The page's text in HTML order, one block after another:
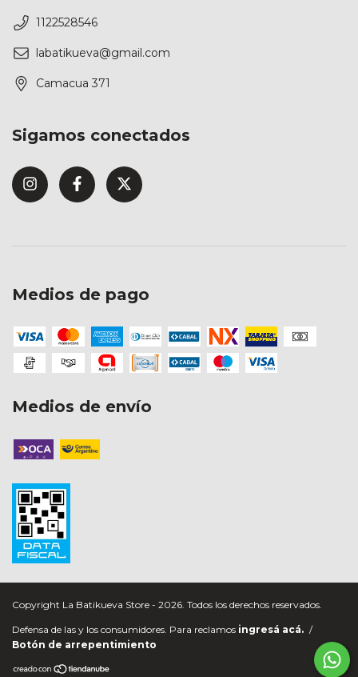
1122528546
labatikueva@gmail.com
Camacua 371
Sigamos conectados
Medios de pago
Medios de envío
Copyright La Batikueva Store - 2026. Todos los derechos reservados.
Defensa de las y los consumidores. Para reclamos ingresá acá. /
Botón de arrepentimiento